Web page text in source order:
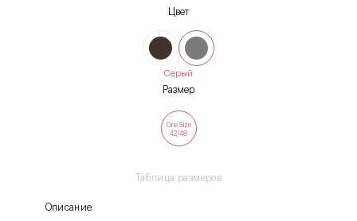
Цвет
Серый
Размер
Таблица размеров
One Size
42/48
Описание